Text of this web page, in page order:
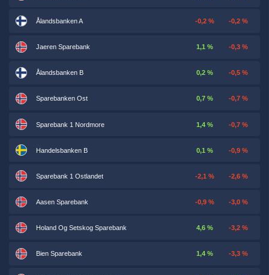
Ålandsbanken A -0,2 % -0,2 %
Jaeren Sparebank 1,1 % -0,3 %
Ålandsbanken B 0,2 % -0,5 %
Sparebanken Ost 0,7 % -0,7 %
Sparebank 1 Nordmore 1,4 % -0,7 %
Handelsbanken B 0,1 % -0,9 %
Sparebank 1 Ostlandet -2,1 % -2,6 %
Aasen Sparebank -0,9 % -3,0 %
Holand Og Setskog Sparebank 4,6 % -3,2 %
Bien Sparebank 1,4 % -3,3 %